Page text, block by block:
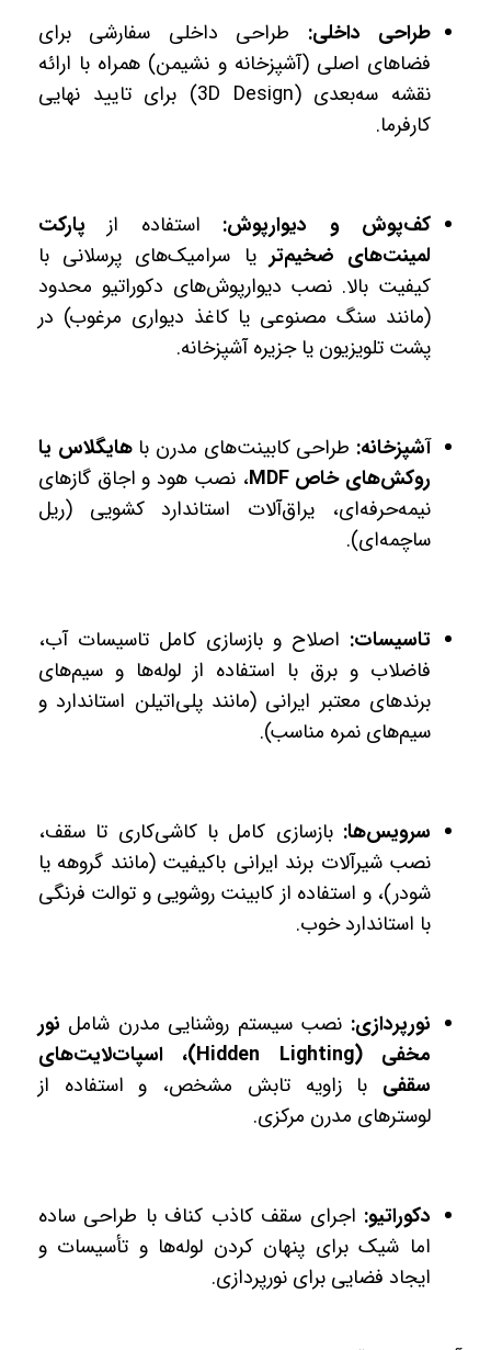
طراحی داخلی: طراحی داخلی سفارشی برای
فضاهای اصلی (آشپزخانه و نشیمن) همراه با ارائه
نقشه سه‌بعدی (3D Design) برای تایید نهایی
کارفرما.
کف‌پوش و دیوارپوش: استفاده از پارکت
لمینت‌های ضخیم‌تر یا سرامیک‌های پرسلانی با
کیفیت بالا. نصب دیوارپوش‌های دکوراتیو محدود
(مانند سنگ مصنوعی یا کاغذ دیواری مرغوب) در
پشت تلویزیون یا جزیره آشپزخانه.
آشپزخانه: طراحی کابینت‌های مدرن باهایگلاس یا
روکش‌های خاص MDF
، نصب هود و اجاق گازهای
نیمه‌حرفه‌ای، یراق‌آلات استاندارد کشویی (ریل
ساچمه‌ای).
تاسیسات: اصلاح و بازسازی کامل تاسیسات آب،
فاضلاب و برق با استفاده از لوله‌ها و سیم‌های
برندهای معتبر ایرانی (مانند پلی‌اتیلن استاندارد و
سیم‌های نمره مناسب).
سرویس‌ها: بازسازی کامل با کاشی‌کاری تا سقف،
نصب شیرآلات برند ایرانی باکیفیت (مانند گروهه یا
شودر)، و استفاده از کابینت روشویی و توالت فرنگی
با استاندارد خوب.
نورپردازی: نصب سیستم روشنایی مدرن شامل نور
مخفی (Hidden Lighting)، اسپات‌لایت‌های
سقفی با زاویه تابش مشخص، و استفاده از
لوسترهای مدرن مرکزی.
دکوراتیو: اجرای سقف کاذب کناف با طراحی ساده
اما شیک برای پنهان کردن لوله‌ها و تأسیسات و
ایجاد فضایی برای نورپردازی.